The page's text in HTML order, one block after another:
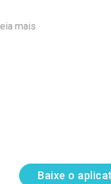
mais
Baixe o